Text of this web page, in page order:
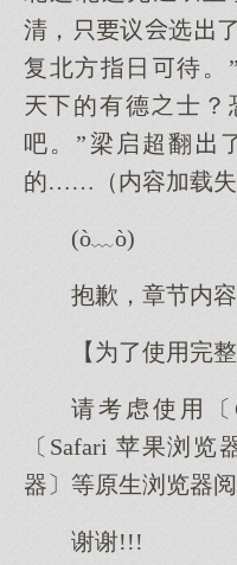
清，议选了
复北方指日待。
的有德士？
吧。”梁启超翻
的……（内容加载失
(ò﹏ò)
抱歉，章节内
【为了使用完
请考虑使用〔
〔Safari 苹果浏览
器〕等原生浏览器阅
谢谢!!!